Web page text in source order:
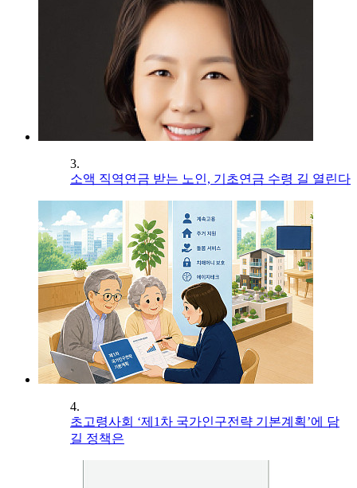
3.
소액 직역연금 받는 노인, 기초연금 수령 길 열린다
4.
초고령사회 ‘제1차 국가인구전략 기본계획’에 담
길 정책은